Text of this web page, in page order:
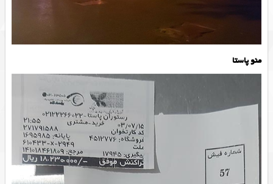
منو پاستا